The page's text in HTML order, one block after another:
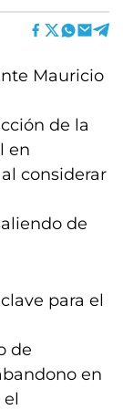
Mauricio
de la
en
considerar
de
para el
de
en